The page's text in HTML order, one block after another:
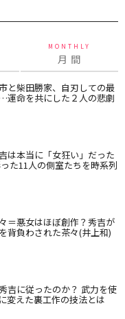
MONTHLY
月 間
と柴田勝家、自刃しての最
運命を共にした２人の悲劇
は本当に「女狂い」だった
た11人の側室たちを時系列
＝悪女はほぼ創作？秀吉が
背負わされた茶々(井上和)
吉に従ったのか？ 武力を使
変えた裏工作の技法とは